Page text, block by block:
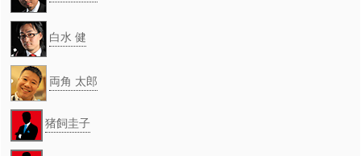
白水 健
両角 太郎
猪飼圭子